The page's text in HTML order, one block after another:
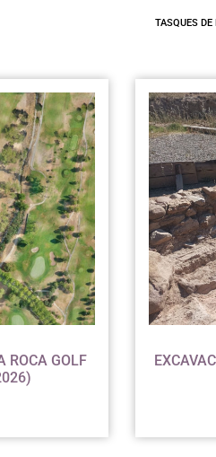
romana del jaciment
Fes clic aquí
TASQUES DE
ROCA GOLF